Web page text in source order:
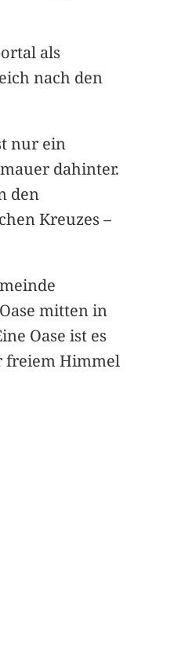
als
nach den
nur ein
dahinter.
den
Kreuzes –
mitten in
Oase ist es
freiem Himmel